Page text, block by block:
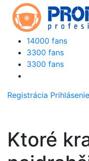
14000 fans
3300 fans
3300 fans
Registrácia Prihlásenie
Ktoré